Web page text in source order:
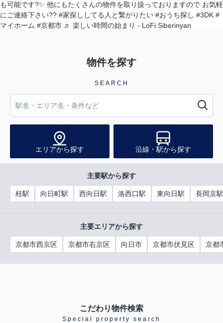
も可能です?✨ 他にもたくさんの物件を取り扱っておりますので お気軽
にご連絡下さい?? #家探ししてる人と繋がりたい #おうち探し #3DK #
マイホーム #京都市 ♬ 楽しい時間の始まり - LoFi Siberinyan
物件を探す
SEARCH
エリアから探す 沿線・駅から探す
主要駅から探す
桂駅 向日町駅 西向日駅 洛西口駅 東向日駅 長岡京駅
主要エリアから探す
京都市西京区 京都市右京区 向日市 京都市伏見区 京都
こだわり物件検索
Special property search